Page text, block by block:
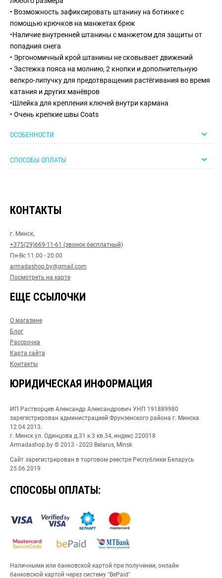
• Возможность зафиксировать штанину на ботинке с
помощью крючков на манжетах брюк
•Наличие внутренней штанины с манжетом для защиты от
попадния снега
• Эргономичный крой штанины не сковывает движений
• Застежка пояса на молнию, 2 кнопки и дополнительную
велкро-липучку для предотвращения растёгивания во время
катания и других манёвров
•Шлейка для крепления ключей внутри кармана
• Очень крепкие швы Coats
ОСОБЕННОСТИ
СПОСОБЫ ОПЛАТЫ
КОНТАКТЫ
г. Минск,
+375(29)669-11-61 (звонок бесплатный)
Пн-Вс 11.00 - 20.00
armadashop.by@gmail.com
Посмотреть на карте
ЕЩЕ ССЫЛОЧКИ
О магазине
Блог
Рассрочка
Карта сайта
Контакты
ЮРИДИЧЕСКАЯ ИНФОРМАЦИЯ
ИП Растворцев Александр Александрович УНП 191889980
зарегестрирован администрацией Фрунзенского района г. Минска
12.04.2013.
г. Минск ул. Одинцова д.31 к.3 кв.34, индекс 220018
Armadashop.by © 2013 - 2020 Belarus, Minsk
Сайт зарегистрирован в торговом реестре Республики Беларусь
25.06.2019
СПОСОБЫ ОПЛАТЫ:
Наличными или банковской картой при получении, онлайн
банковской картой через систему "BePaid"